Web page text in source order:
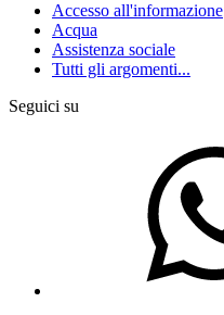
Accesso all'informazione
Acqua
Assistenza sociale
Tutti gli argomenti...
Seguici su